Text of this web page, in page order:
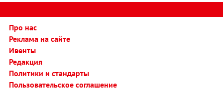
Про нас
Реклама на сайте
Ивенты
Редакция
Политики и стандарты
Пользовательское соглашение